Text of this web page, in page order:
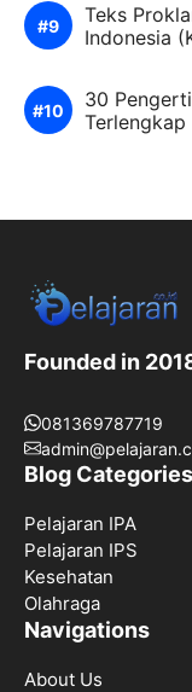
Teks
Indonesia
30
Terlengkap
Founded in
081369787719
Blog Categories
Pelajaran IPA
Pelajaran IPS
Kesehatan
Olahraga
Navigations
About Us